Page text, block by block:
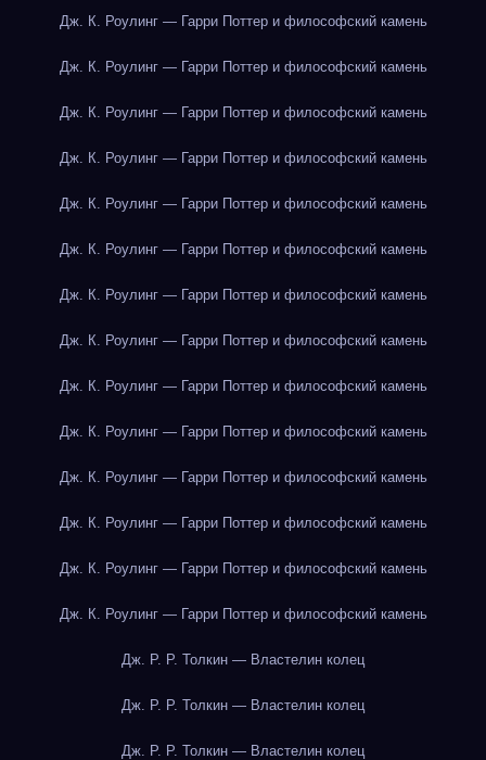
Дж. К. Роулинг — Гарри Поттер и философский камень
Дж. К. Роулинг — Гарри Поттер и философский камень
Дж. К. Роулинг — Гарри Поттер и философский камень
Дж. К. Роулинг — Гарри Поттер и философский камень
Дж. К. Роулинг — Гарри Поттер и философский камень
Дж. К. Роулинг — Гарри Поттер и философский камень
Дж. К. Роулинг — Гарри Поттер и философский камень
Дж. К. Роулинг — Гарри Поттер и философский камень
Дж. К. Роулинг — Гарри Поттер и философский камень
Дж. К. Роулинг — Гарри Поттер и философский камень
Дж. К. Роулинг — Гарри Поттер и философский камень
Дж. К. Роулинг — Гарри Поттер и философский камень
Дж. К. Роулинг — Гарри Поттер и философский камень
Дж. К. Роулинг — Гарри Поттер и философский камень
Дж. Р. Р. Толкин — Властелин колец
Дж. Р. Р. Толкин — Властелин колец
Дж. Р. Р. Толкин — Властелин колец